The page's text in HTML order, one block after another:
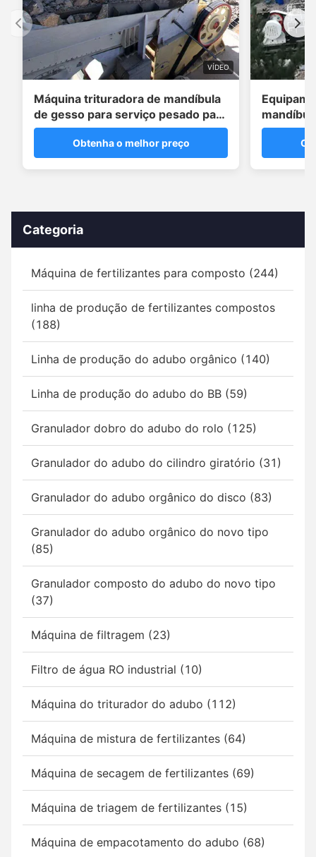
VÍDEO
Máquina trituradora de mandíbula
de gesso para serviço pesado para
correções de solo
Obtenha o melhor preço
20 T/H
Categoria
Máquina de fertilizantes para composto (244)
linha de produção de fertilizantes compostos
(188)
Linha de produção do adubo orgânico (140)
Linha de produção do adubo do BB (59)
Granulador dobro do adubo do rolo (125)
Granulador do adubo do cilindro giratório (31)
Granulador do adubo orgânico do disco (83)
Granulador do adubo orgânico do novo tipo
(85)
Granulador composto do adubo do novo tipo
(37)
Máquina de filtragem (23)
Filtro de água RO industrial (10)
Máquina do triturador do adubo (112)
Máquina de mistura de fertilizantes (64)
Máquina de secagem de fertilizantes (69)
Máquina de triagem de fertilizantes (15)
Máquina de empacotamento do adubo (68)